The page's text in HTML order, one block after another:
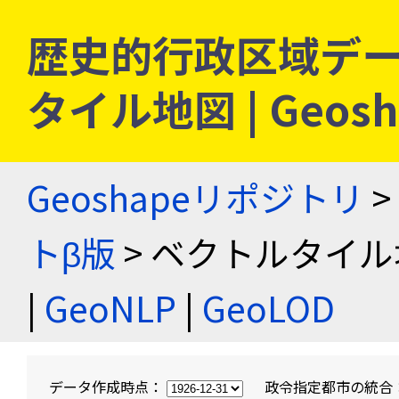
歴史的行政区域デ
タイル地図 |
Geoshapeリポジトリ >
トβ版 > ベクトルタイ
| GeoNLP | GeoLOD
データ作成時点： 政令指定都市の統